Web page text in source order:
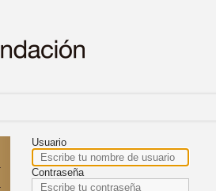
Usuario
Contraseña